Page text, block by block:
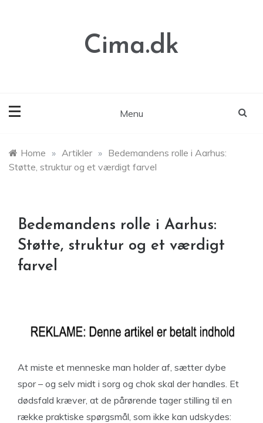
Cima.dk
Menu
Home » Artikler » Bedemandens rolle i Aarhus:
Støtte, struktur og et værdigt farvel
Bedemandens rolle i Aarhus:
Støtte, struktur og et værdigt
farvel
At miste et menneske man holder af, sætter dybe
spor – og selv midt i sorg og chok skal der handles. Et
dødsfald kræver, at de pårørende tager stilling til en
række praktiske spørgsmål, som ikke kan udskydes: